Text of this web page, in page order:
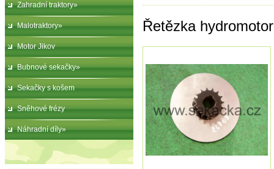
Zahradní traktory»
Malotraktory»
Motor Jikov
Bubnové sekačky»
Sekačky s košem
Sněhové frézy
Náhradní díly»
Řetězka